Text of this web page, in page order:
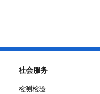
社会服务
检测检验